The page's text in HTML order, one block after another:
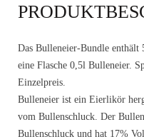
Das Bulleneier-Bundle enthält
eine Flasche 0,5l Bulleneier.
Einzelpreis.
Bulleneier ist ein Eierlikör
vom Bullenschluck . Der
Bullenschluck und hat 17% Vol.